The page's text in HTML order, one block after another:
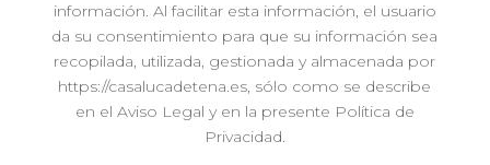
información. Al facilitar esta información, el usuario
da su consentimiento para que su información sea
recopilada, utilizada, gestionada y almacenada por
https://casalucadetena.es, sólo como se describe
en el Aviso Legal y en la presente Política de
Privacidad.